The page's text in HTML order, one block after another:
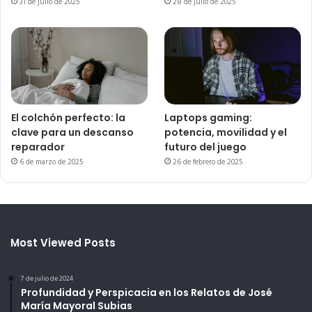
El colchón perfecto: la
clave para un descanso
reparador
6 de marzo de 2025
Laptops gaming:
potencia, movilidad y el
futuro del juego
26 de febrero de 2025
Most Viewed Posts
7 de julio de 2024
Profundidad y Perspicacia en los Relatos de José
María Mayoral Subias